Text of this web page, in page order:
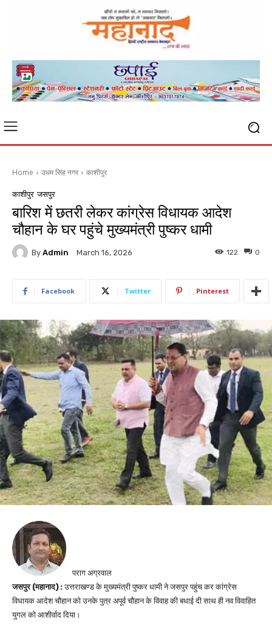
Home उधम सिंह नगर काशीपुर
काशीपुर जसपुर
बारिश में छतरी लेकर कांग्रेस विधायक आदेश
चौहान के घर पहुंचे मुख्यमंत्री पुष्कर धामी
By Admin March 16, 2026 0
122
Facebook Twitter Pinterest
पराग अग्रवाल
जसपुर (महानाद) :उत्तराखण्ड के मुख्यमंत्री पुष्कर धामी ने जसपुर पहुंच कर कांग्रेस
विधायक आदेश चौहान को उनके पुत्र अपूर्व चौहान के विवाह की बधाई दी साथ ही नव विवाहित
युगल को आशीर्वाद दिया।